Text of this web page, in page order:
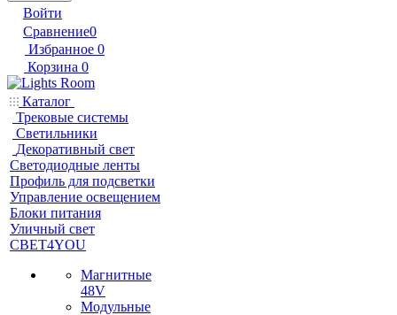
Войти
Сравнение0
Избранное 0
Корзина 0
Каталог
Трековые системы
Светильники
Декоративный свет
Светодиодные ленты
Профиль для подсветки
Управление освещением
Блоки питания
Уличный свет
СВЕТ4YOU
Магнитные
48V
Модульные